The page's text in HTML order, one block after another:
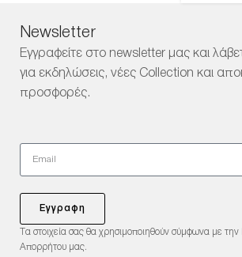
Newsletter
Εγγραφείτε στο newsletter μας και
για εκδηλώσεις, νέες Collection και
προσφορές.
Εγγραφη
Τα στοιχεία σας θα χρησιμοποιηθούν σύμφωνα με την
Απορρήτου μας.